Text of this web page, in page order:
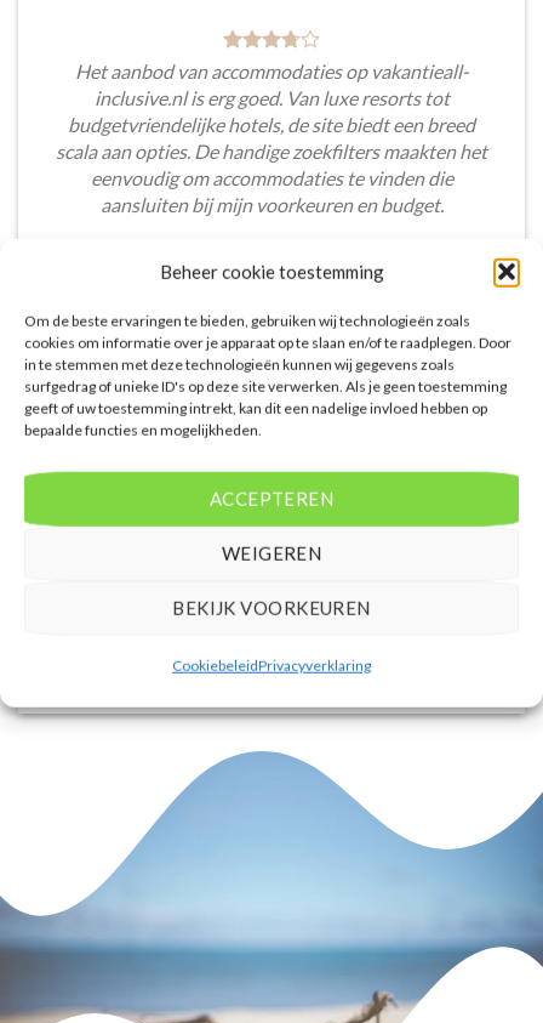
Beheer cookie toestemming
Om de beste ervaringen te bieden, gebruiken wij technologieën zoals
cookies om informatie over je apparaat op te slaan en/of te raadplegen. Door
in te stemmen met deze technologieën kunnen wij gegevens zoals
surfgedrag of unieke ID's op deze site verwerken. Als je geen toestemming
geeft of uw toestemming intrekt, kan dit een nadelige invloed hebben op
bepaalde functies en mogelijkheden.
ACCEPTEREN
WEIGEREN
BEKIJK VOORKEUREN
CookiebeleidPrivacyverklaring
Het aanbod van accommodaties op vakantieall-
inclusive.nl is erg goed. Van luxe resorts tot
budgetvriendelijke hotels, de site biedt een breed
scala aan opties. De handige zoekfilters maakten het
eenvoudig om accommodaties te vinden die
aansluiten bij mijn voorkeuren en budget.
De aangeboden pakketreizen op de website zijn
gezinsvriendelijke vakanties. De pakketten
omvatten accommodatie, vluchten en transfer.
Daarnaast ben ik verrast door de rijke inhoud en
heeft.
Femke van Rees/Rotterdam